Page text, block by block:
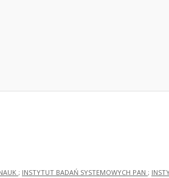
; INSTYTUT BADAŃ SYSTEMOWYCH PAN ;